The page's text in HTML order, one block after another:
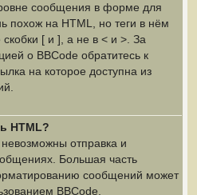
сообщения в форме для
похож на HTML, но теги в нём
[ и ], а не в < и >. За
о BBCode обратитесь к
на которое доступна из
HTML?
отправка и
Большая часть
сообщений может
BBCode.